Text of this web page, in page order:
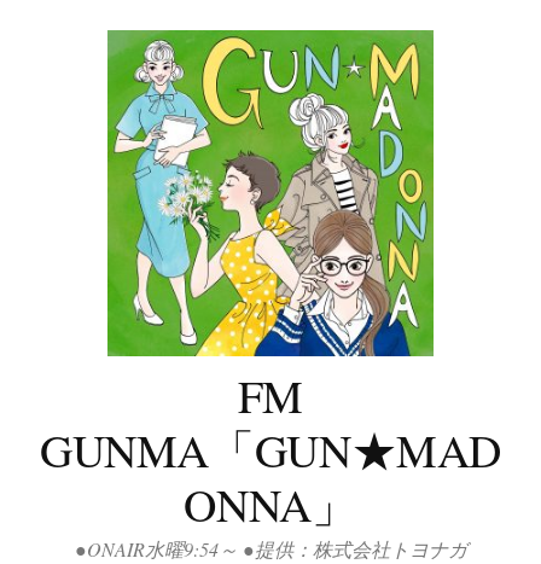
FM
GUNMA「GUN★MAD
ONNA」
●ONAIR水曜9:54～ ●提供：株式会社トヨナガ